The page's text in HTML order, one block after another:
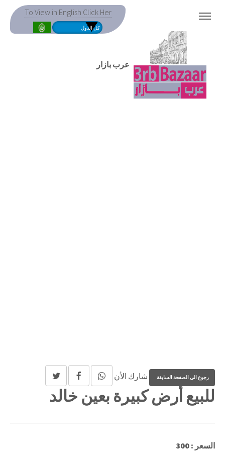
To View in English Click Her
عرب بازار
شارك الأن
للبيع أرض كبيرة بعين خالد
السعر : 300